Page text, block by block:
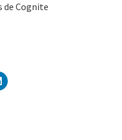
de Cognite